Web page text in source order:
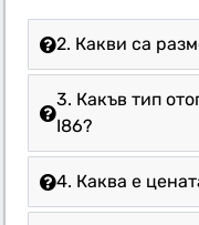
2. Какви са
3. Какъв тип
I86?
4. Каква е